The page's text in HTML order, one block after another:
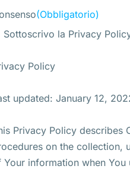
(Obbligatorio)
Sottoscrivo la Privacy
Policy
updated: January 12,
Privacy Policy describes
on the collection,
Your information when You